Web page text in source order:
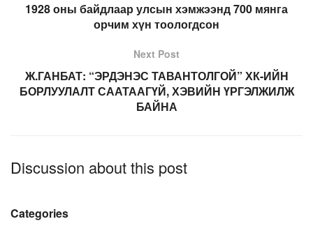
1928 оны байдлаар улсын хэмжээнд 700 мянга
орчим хүн тоологдсон
Next Post
Ж.ГАНБАТ: “ЭРДЭНЭС ТАВАНТОЛГОЙ” ХК-ИЙН
БОРЛУУЛАЛТ СААТААГҮЙ, ХЭВИЙН ҮРГЭЛЖИЛЖ
БАЙНА
Discussion about this post
Categories